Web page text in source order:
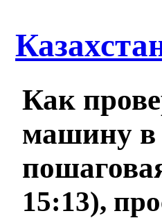
Как
машину в
15:13),